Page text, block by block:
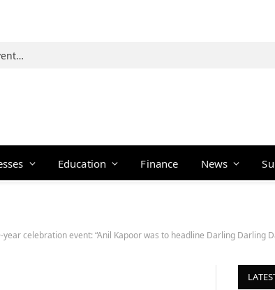
Photos: 21 players of The Traitors Season 2 revealed at an event in Mumbai
Education Finance News
Kapoor was to headline Darling Darling Darling Hindi remake; ‘Kaante Nahin Kat Te’ was